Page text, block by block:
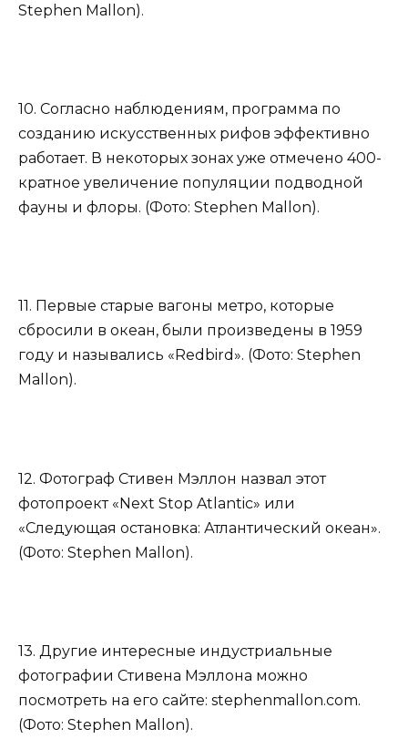
Stephen Mallon).
10. Согласно наблюдениям, программа по
созданию искусственных рифов эффективно
работает. В некоторых зонах уже отмечено 400-
кратное увеличение популяции подводной
фауны и флоры. (Фото: Stephen Mallon).
11. Первые старые вагоны метро, которые
сбросили в океан, были произведены в 1959
году и назывались «Redbird». (Фото: Stephen
Mallon).
12. Фотограф Стивен Мэллон назвал этот
фотопроект «Next Stop Atlantic» или
«Следующая остановка: Атлантический океан».
(Фото: Stephen Mallon).
13. Другие интересные индустриальные
фотографии Стивена Мэллона можно
посмотреть на его сайте: stephenmallon.com.
(Фото: Stephen Mallon).